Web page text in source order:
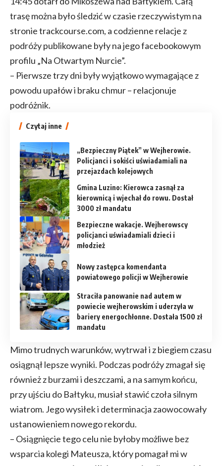
trasę można było śledzić w czasie rzeczywistym na
stronie trackcourse.com, a codzienne relacje z
podróży publikowane były na jego facebookowym
profilu „Na Otwartym Nurcie”.
– Pierwsze trzy dni były wyjątkowo wymagające z
powodu upałów i braku chmur – relacjonuje
podróżnik.
Czytaj inne
„Bezpieczny Piątek” w Wejherowie.
Policjanci i sokiści uświadamiali na
przejazdach kolejowych
Gmina Luzino: Kierowca zasnął za
kierownicą i wjechał do rowu. Dostał
3000 zł mandatu
Bezpieczne wakacje. Wejherowscy
policjanci uświadamiali dzieci i
młodzież
Nowy zastępca komendanta
powiatowego policji w Wejherowie
Straciła panowanie nad autem w
powiecie wejherowskim i uderzyła w
bariery energochłonne. Dostała 1500 zł
mandatu
Mimo trudnych warunków, wytrwał i z biegiem czasu
osiągnął lepsze wyniki. Podczas podróży zmagał się
również z burzami i deszczami, a na samym końcu,
przy ujściu do Bałtyku, musiał stawić czoła silnym
wiatrom. Jego wysiłek i determinacja zaowocowały
ustanowieniem nowego rekordu.
– Osiągnięcie tego celu nie byłoby możliwe bez
wsparcia kolegi Mateusza, który pomagał mi w